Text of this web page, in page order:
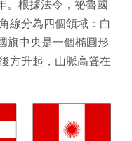
。根據法令，祕魯國
線分為四個領域：白
旗中央是一個橢圓形
方升起，山脈高聳在